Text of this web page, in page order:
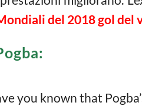
del 2018 gol del
you known that